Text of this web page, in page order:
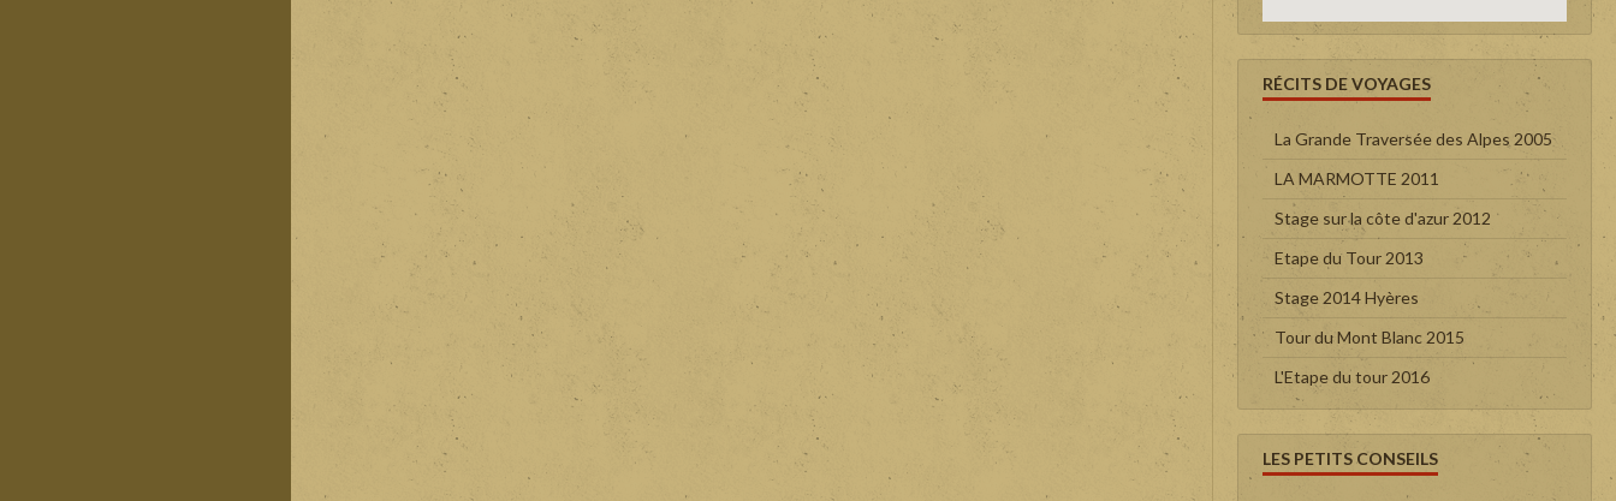
RÉCITS DE VOYAGES
La Grande Traversée des Alpes 2005
LA MARMOTTE 2011
Stage sur la côte d'azur 2012
Etape du Tour 2013
Stage 2014 Hyères
Tour du Mont Blanc 2015
L'Etape du tour 2016
LES PETITS CONSEILS